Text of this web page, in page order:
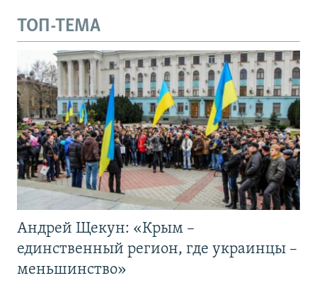
ТОП-ТЕМА
Андрей Щекун: «Крым –
единственный регион, где украинцы –
меньшинство»